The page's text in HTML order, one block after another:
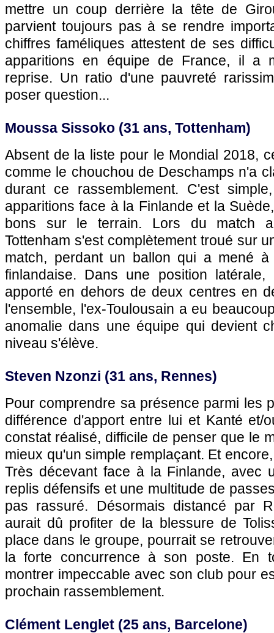
mettre un coup derrière la tête de
parvient toujours pas à se rendre
chiffres faméliques attestent de ses
apparitions en équipe de France, il a
reprise. Un ratio d'une pauvreté
poser question...
Moussa Sissoko (31 ans, Tottenham)
Absent de la liste pour le Mondial 2018,
comme le chouchou de Deschamps n'a
durant ce rassemblement. C'est
apparitions face à la Finlande et la
bons sur le terrain. Lors du match
Tottenham s'est complètement troué sur
match, perdant un ballon qui a mené
finlandaise. Dans une position
apporté en dehors de deux centres en
l'ensemble, l'ex-Toulousain a eu
anomalie dans une équipe qui devient
niveau s'élève.
Steven Nzonzi (31 ans, Rennes)
Pour comprendre sa présence parmi les
différence d'apport entre lui et Kanté et/
constat réalisé, difficile de penser que le
mieux qu'un simple remplaçant. Et
Très décevant face à la Finlande, avec
replis défensifs et une multitude de
pas rassuré. Désormais distancé par
aurait dû profiter de la blessure de
place dans le groupe, pourrait se
la forte concurrence à son poste. En
montrer impeccable avec son club pour
prochain rassemblement.
Clément Lenglet (25 ans, Barcelone)